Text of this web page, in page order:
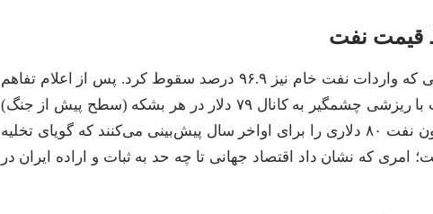
آمار ماه مه اوج خفگی کانال‌های انرژی را نشان داد؛ جایی که واردات نفت خام نیز ۹۶.۹ درصد سقوط کرد. پس از اعلام تفاهم
ژوئن، بازار بلافاصله واکنش نشان داد و قیمت نفت برنت با ریزشی چشمگیر به کانال ۷۹ دلار در هر بشکه (سطح پیش از جنگ)
بازگشت. مؤسسات بزرگ مالی مانند گلدمن ساکس اکنون نفت ۸۰ دلاری را برای اواخر سال پیش‌بینی می‌کنند که گویای تخلیه
که نشان داد اقتصاد جهانی تا چه حد به ثبات و اراده ایران در